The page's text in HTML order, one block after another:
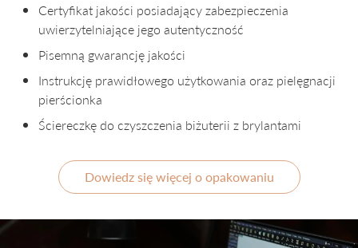
Certyfikat jakości posiadający zabezpieczenia
uwierzytelniające jego autentyczność
Pisemną gwarancję jakości
Instrukcję prawidłowego użytkowania oraz pielęgnacji
pierścionka
Ściereczkę do czyszczenia biżuterii z brylantami
Dowiedz się więcej o opakowaniu